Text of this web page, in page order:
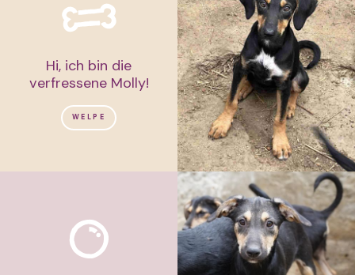
Hi, ich bin die
verfressene Molly!
WELPE